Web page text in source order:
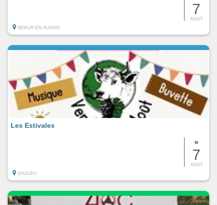
7
AOUT
SEMUR-EN-AUXOIS
le
7
AOUT
Les Estivales
SAULIEU